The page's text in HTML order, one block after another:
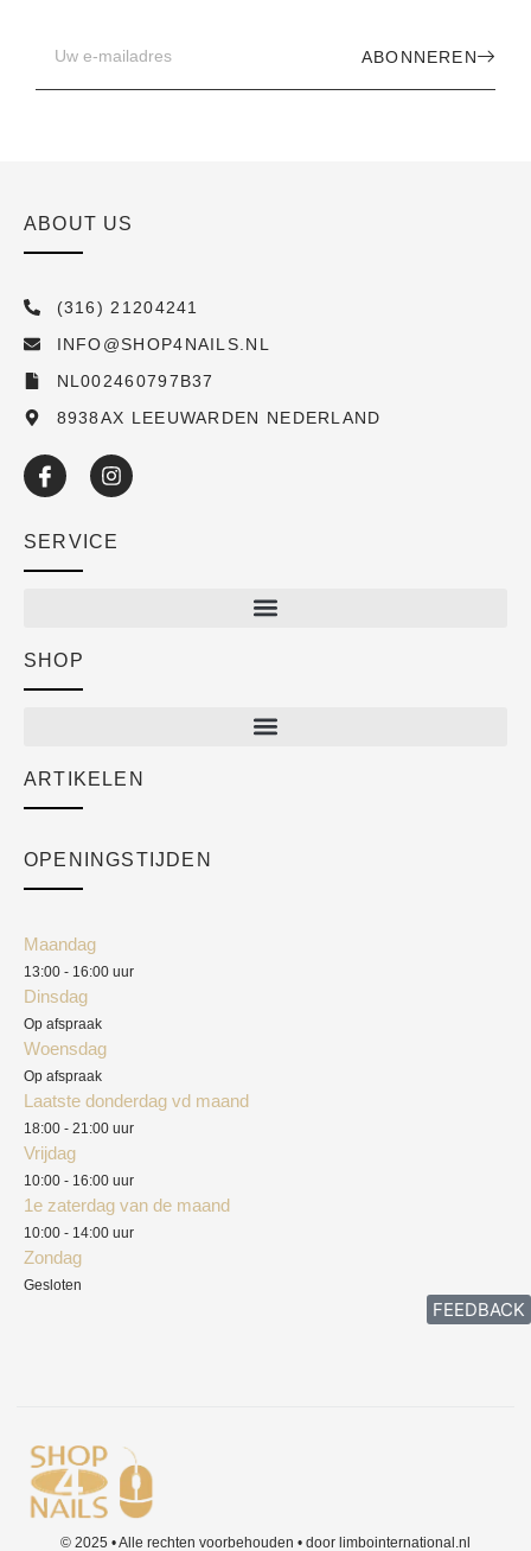
ABONNEREN
ABOUT US
(316) 21204241
INFO@SHOP4NAILS.NL
NL002460797B37
8938AX LEEUWARDEN NEDERLAND
SERVICE
Academy
SHOP
ARTIKELEN
OPENINGSTIJDEN
Maandag
13:00 - 16:00 uur
Dinsdag
Op afspraak
Woensdag
Op afspraak
Laatste donderdag vd maand
18:00 - 21:00 uur
Vrijdag
10:00 - 16:00 uur
1e zaterdag van de maand
10:00 - 14:00 uur
Zondag
Gesloten
© 2025 • Alle rechten voorbehouden • door limbointernational.nl
FEEDBACK